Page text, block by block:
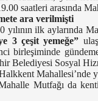
saatleri arasında
ara verilmişti
ilk aylarında
3 çeşit yemeğe”
birleşiminde
Belediyesi Sosyal
Mutfağı da